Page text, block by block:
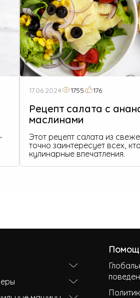
17.06.2024 1755 176
Рецепт салата с
маслинами
Этот рецепт салата из
точно заинтересует всех,
кулинарные впечатления.